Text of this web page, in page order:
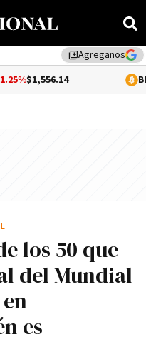
library_addAgreganos
los 50 que
del Mundial
es